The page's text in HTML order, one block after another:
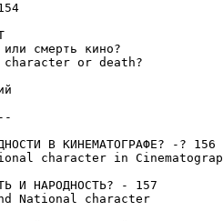
или смерть кино?
character or death?
В КИНЕМАТОГРАФЕ? -? 156
character in
И НАРОДНОСТЬ? - 157
National character